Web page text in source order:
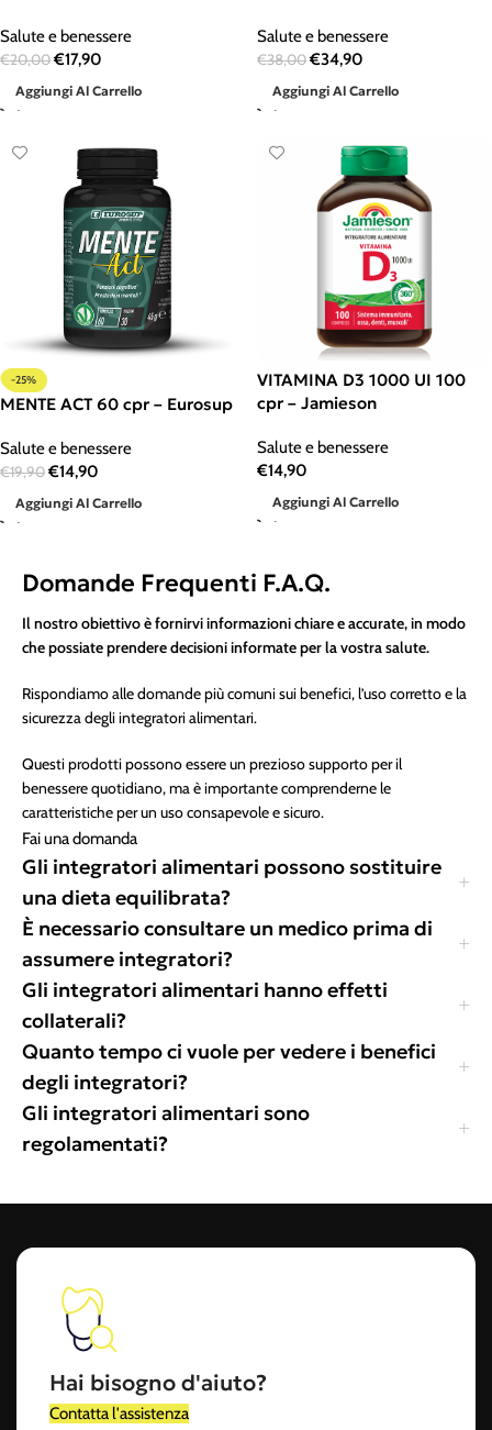
Salute e benessere
€20,00€17,90
Aggiungi Al Carrello
Salute e benessere
€38,00€34,90
Aggiungi Al Carrello
-25%
MENTE ACT 60 cpr – Eurosup
Salute e benessere
€19,90€14,90
Aggiungi Al Carrello
VITAMINA D3 1000 UI 100
cpr – Jamieson
Salute e benessere
€14,90
Aggiungi Al Carrello
Domande Frequenti F.A.Q.
Il nostro obiettivo è fornirvi informazioni chiare e accurate, in modo
che possiate prendere decisioni informate per la vostra salute.
Rispondiamo alle domande più comuni sui benefici, l’uso corretto e la
sicurezza degli integratori alimentari.
Questi prodotti possono essere un prezioso supporto per il
benessere quotidiano, ma è importante comprenderne le
caratteristiche per un uso consapevole e sicuro.
Fai una domanda
Gli integratori alimentari possono sostituire
una dieta equilibrata?
È necessario consultare un medico prima di
assumere integratori?
Gli integratori alimentari hanno effetti
collaterali?
Quanto tempo ci vuole per vedere i benefici
degli integratori?
Gli integratori alimentari sono
regolamentati?
Hai bisogno d'aiuto?
Contatta l'assistenza